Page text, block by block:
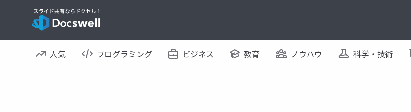
人気 プログラミング ビジネス 教育 ノウハウ 科学・技術